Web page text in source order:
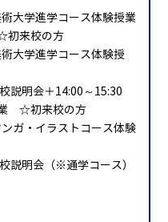
大学進学コース体験授業
来校の方
大学進学コース体験授
説明会＋14:00～15:30
業 ☆初来校の方
ガ・イラストコース体験
説明会（※通学コース）